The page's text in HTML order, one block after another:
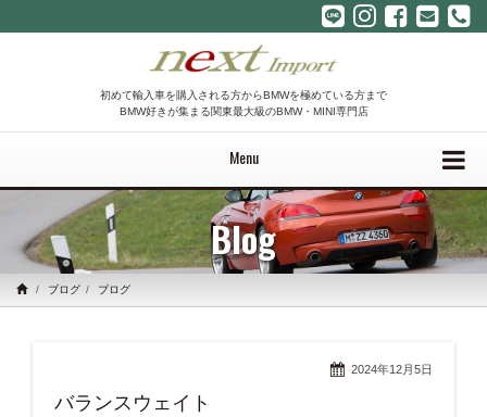
初めて輸入車を購入される方からBMWを極めている方まで
BMW好きが集まる関東最大級のBMW・MINI専門店
Menu
Blog
ブログ ブログ
2024年12月5日
バランスウェイト